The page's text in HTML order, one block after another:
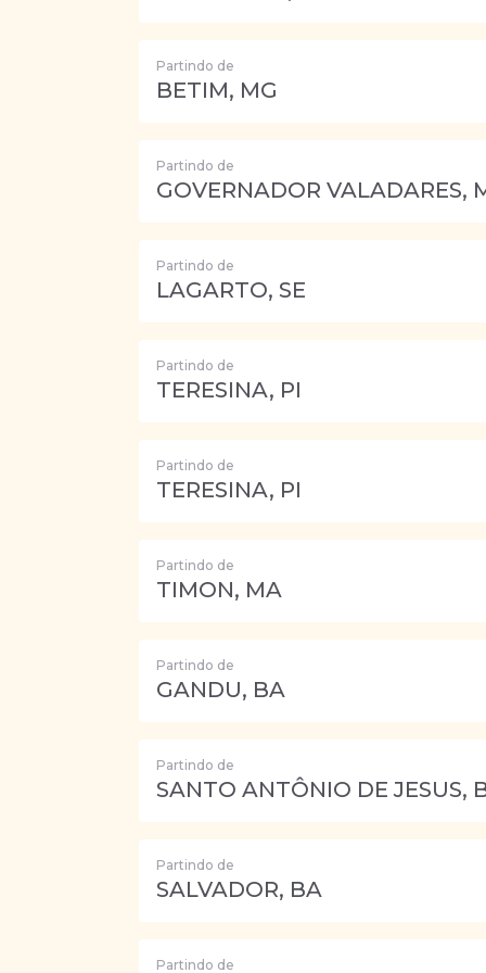
Partindo de
BETIM, MG
Partindo de
GOVERNADOR VALADARES,
Partindo de
LAGARTO, SE
Partindo de
TERESINA, PI
Partindo de
TERESINA, PI
Partindo de
TIMON, MA
Partindo de
GANDU, BA
Partindo de
SANTO ANTÔNIO DE JESUS,
Partindo de
SALVADOR, BA
Partindo de